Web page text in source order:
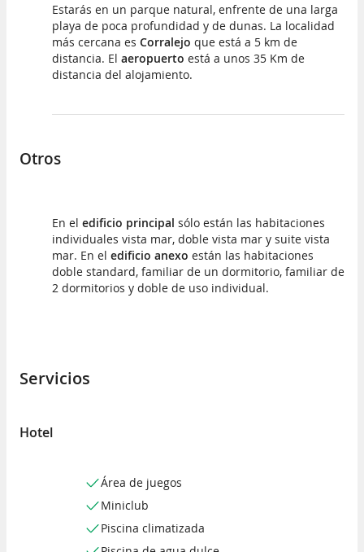
Estarás en un parque natural, enfrente de una larga
playa de poca profundidad y de dunas. La localidad
más cercana es Corralejo que está a 5 km de
distancia. El aeropuerto está a unos 35 Km de
distancia del alojamiento.
Otros
En el edificio principal sólo están las habitaciones
individuales vista mar, doble vista mar y suite vista
mar. En el edificio anexo están las habitaciones
doble standard, familiar de un dormitorio, familiar de
2 dormitorios y doble de uso individual.
Servicios
Hotel
Área de juegos
Miniclub
Piscina climatizada